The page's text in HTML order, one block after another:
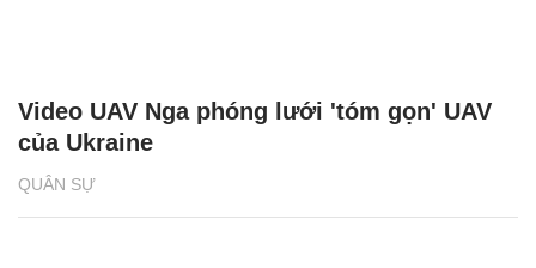
QUÂN SỰ
Video UAV Nga phóng lưới 'tóm gọn' UAV
của Ukraine